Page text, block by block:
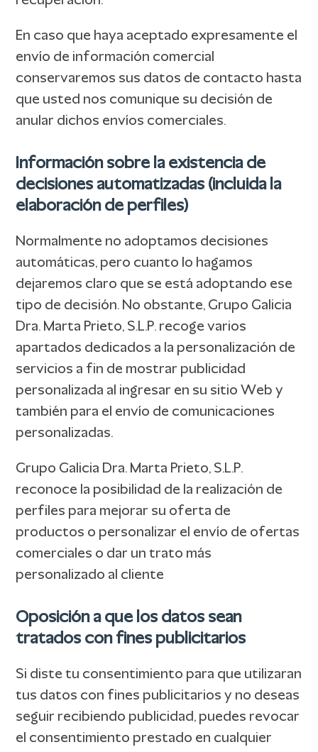
En caso que haya aceptado expresamente el
envío de información comercial
conservaremos sus datos de contacto hasta
que usted nos comunique su decisión de
anular dichos envíos comerciales.
Información sobre la existencia de
decisiones automatizadas (incluida la
elaboración de perfiles)
Normalmente no adoptamos decisiones
automáticas, pero cuanto lo hagamos
dejaremos claro que se está adoptando ese
tipo de decisión. No obstante, Grupo Galicia
Dra. Marta Prieto, S.L.P. recoge varios
apartados dedicados a la personalización de
servicios a fin de mostrar publicidad
personalizada al ingresar en su sitio Web y
también para el envío de comunicaciones
personalizadas.
Grupo Galicia Dra. Marta Prieto, S.L.P.
reconoce la posibilidad de la realización de
perfiles para mejorar su oferta de
productos o personalizar el envío de ofertas
comerciales o dar un trato más
personalizado al cliente
Oposición a que los datos sean
tratados con fines publicitarios
Si diste tu consentimiento para que utilizaran
tus datos con fines publicitarios y no deseas
seguir recibiendo publicidad, puedes revocar
el consentimiento prestado en cualquier